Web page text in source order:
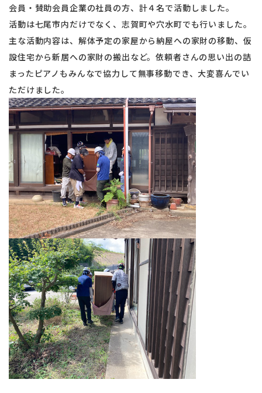
会員・賛助会員企業の社員の方、計４名で活動しました。
活動は七尾市内だけでなく、志賀町や穴水町でも行いました。
主な活動内容は、解体予定の家屋から納屋への家財の移動、仮
設住宅から新居への家財の搬出など。依頼者さんの思い出の詰
まったピアノもみんなで協力して無事移動でき、大変喜んでい
ただけました。